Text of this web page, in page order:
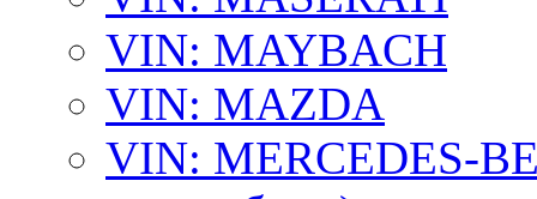
VIN: MAYBACH
VIN: MAZDA
VIN: MERCEDES-